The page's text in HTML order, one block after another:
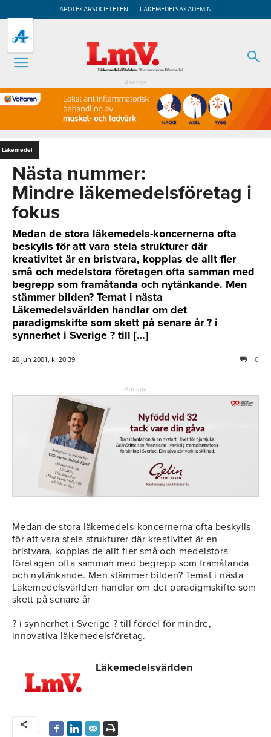
APOTEKARSOCIETETEN LÄKEMEDELSAKADEMIN
Annons
Läkemedel
Nästa nummer:
Mindre läkemedelsföretag i
fokus
Medan de stora läkemedels-koncernerna ofta
beskylls för att vara stela strukturer där
kreativitet är en bristvara, kopplas de allt fler
små och medelstora företagen ofta samman med
begrepp som framåtanda och nytänkande. Men
stämmer bilden? Temat i nästa
Läkemedelsvärlden handlar om det
paradigmskifte som skett på senare år ? i
synnerhet i Sverige ? till […]
20 jun 2001, kl 20:39 0
Annons
Medan de stora läkemedels-koncernerna ofta beskylls
för att vara stela strukturer där kreativitet är en
bristvara, kopplas de allt fler små och medelstora
företagen ofta samman med begrepp som framåtanda
och nytänkande. Men stämmer bilden? Temat i nästa
Läkemedelsvärlden handlar om det paradigmskifte som
skett på senare år
? i synnerhet i Sverige ? till fördel för mindre,
innovativa läkemedelsföretag.
Läkemedelsvärlden